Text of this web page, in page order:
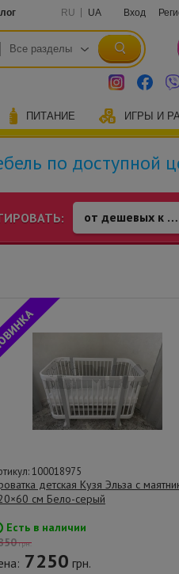
RU UA Вход
ПИТАНИЕ ИГРЫ И
по доступной
100018975
детская Кузя Эльза с
см Бело-серый
Есть в наличии
грн.
7250 грн.